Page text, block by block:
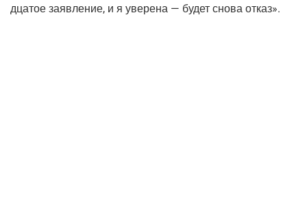
дца­тое заяв­ле­ние, и я уве­ре­на — будет сно­ва отказ».